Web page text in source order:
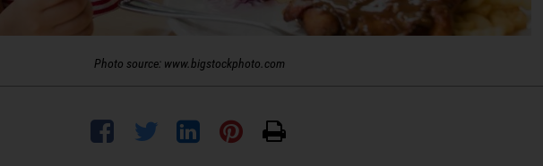
Photo source: www.bigstockphoto.com